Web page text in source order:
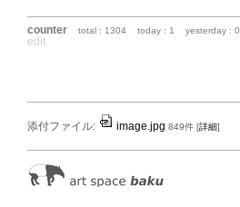
counter total : 1304 today : 1 yesterday : 0
edit
添付ファイル: image.jpg 849件 [詳細]